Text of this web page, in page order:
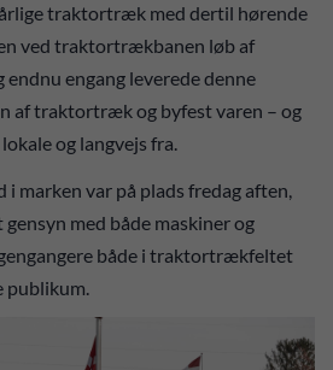
årlige traktortræk med dertil hørende
ved traktortrækbanen løb af
endnu engang leverede denne
af traktortræk og byfest varen – og
og langvejs fra.
i marken var på plads fredag aften,
med både maskiner og
både i traktortrækfeltet